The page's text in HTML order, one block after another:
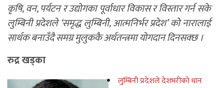
कृषि, वन, पर्यटन र उद्योगका पूर्वाधार विकास र विस्तार गर्न सके
लुम्बिनी प्रदेशले ‘समृद्ध लुम्बिनी, आत्मनिर्भर प्रदेश’ को नारालाई
सार्थक बनाउँदै समग्र मुलुककै अर्थतन्त्रमा योगदान दिनसक्छ ।
रुद्र खड्का
लुम्बिनी प्रदेशले देशभरीको धान